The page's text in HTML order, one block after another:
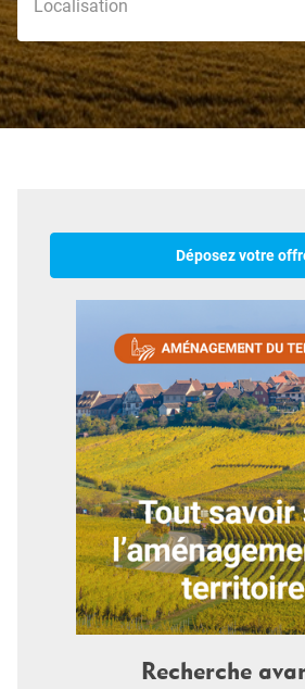
Déposez votre
Recherche